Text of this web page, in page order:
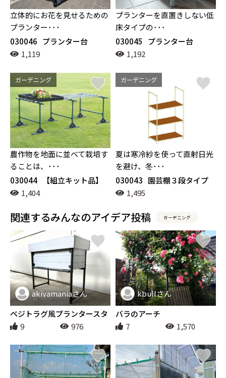
立体的にお花を見せるための
プランター･･･
030046 プランター台
1,119
プランターを直置きしない低
床タイプの･･･
030045
プランター台
1,192
ガーデニング
農作物を地面に並べて栽培す
ることは、･･･
030044
【組立キット品】
アグリベンチ分解式(標準)3
脚セット（YAS-1011）
1,404
ガーデニング
夏は寒冷紗を使って直射日光
を避け、冬･･･
030043 園芸棚３段タイプ
1,495
関連するみんなのアイデア投稿 ガーデニング
ガーデニング
akiyamaniaさん
ベジトラグ風プランタースタ
ンド
9 976
エクステリア
kbullさん
バラのアーチ
7
1,570